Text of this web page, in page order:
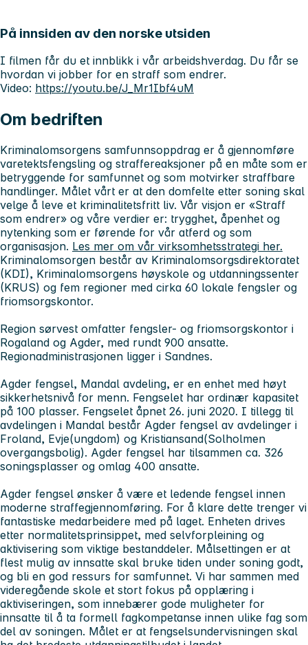
På innsiden av den norske utsiden
I filmen får du et innblikk i vår arbeidshverdag. Du får se
hvordan vi jobber for en straff som endrer.
Video: https://youtu.be/J_Mr1Ibf4uM
Om bedriften
Kriminalomsorgens samfunnsoppdrag er å gjennomføre
varetektsfengsling og straffereaksjoner på en måte som er
betryggende for samfunnet og som motvirker straffbare
handlinger. Målet vårt er at den domfelte etter soning skal
velge å leve et kriminalitetsfritt liv. Vår visjon er «Straff
som endrer» og våre verdier er: trygghet, åpenhet og
nytenking som er førende for vår atferd og som
organisasjon. Les mer om vår virksomhetsstrategi her.
Kriminalomsorgen består av Kriminalomsorgsdirektoratet
(KDI), Kriminalomsorgens høyskole og utdanningssenter
(KRUS) og fem regioner med cirka 60 lokale fengsler og
friomsorgskontor.
Region sørvest omfatter fengsler- og friomsorgskontor i
Rogaland og Agder, med rundt 900 ansatte.
Regionadministrasjonen ligger i Sandnes.
Agder fengsel, Mandal avdeling, er en enhet med høyt
sikkerhetsnivå for menn. Fengselet har ordinær kapasitet
på 100 plasser. Fengselet åpnet 26. juni 2020. I tillegg til
avdelingen i Mandal består Agder fengsel av avdelinger i
Froland, Evje(ungdom) og Kristiansand(Solholmen
overgangsbolig). Agder fengsel har tilsammen ca. 326
soningsplasser og omlag 400 ansatte.
Agder fengsel ønsker å være et ledende fengsel innen
moderne straffegjennomføring. For å klare dette trenger vi
fantastiske medarbeidere med på laget. Enheten drives
etter normalitetsprinsippet, med selvforpleining og
aktivisering som viktige bestanddeler. Målsettingen er at
flest mulig av innsatte skal bruke tiden under soning godt,
og bli en god ressurs for samfunnet. Vi har sammen med
videregående skole et stort fokus på opplæring i
aktiviseringen, som innebærer gode muligheter for
innsatte til å ta formell fagkompetanse innen ulike fag som
del av soningen. Målet er at fengselsundervisningen skal